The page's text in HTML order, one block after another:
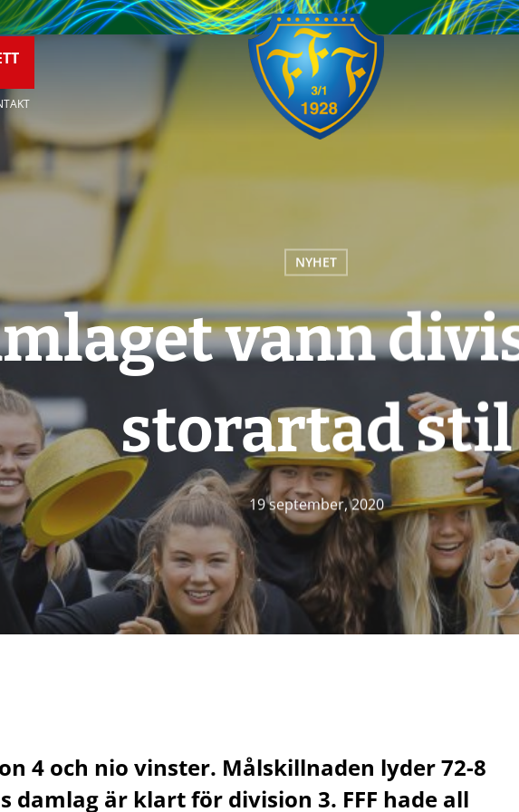
NYHET
vann
storartad stil
19 september, 2020
4 och nio vinster. Målskillnaden lyder 72-8
damlag är klart för division 3. FFF hade all